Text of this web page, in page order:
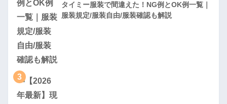
タイミー服装で間違えた！NG例とOK例一覧｜
服装規定/服装自由/服装確認も解説
3